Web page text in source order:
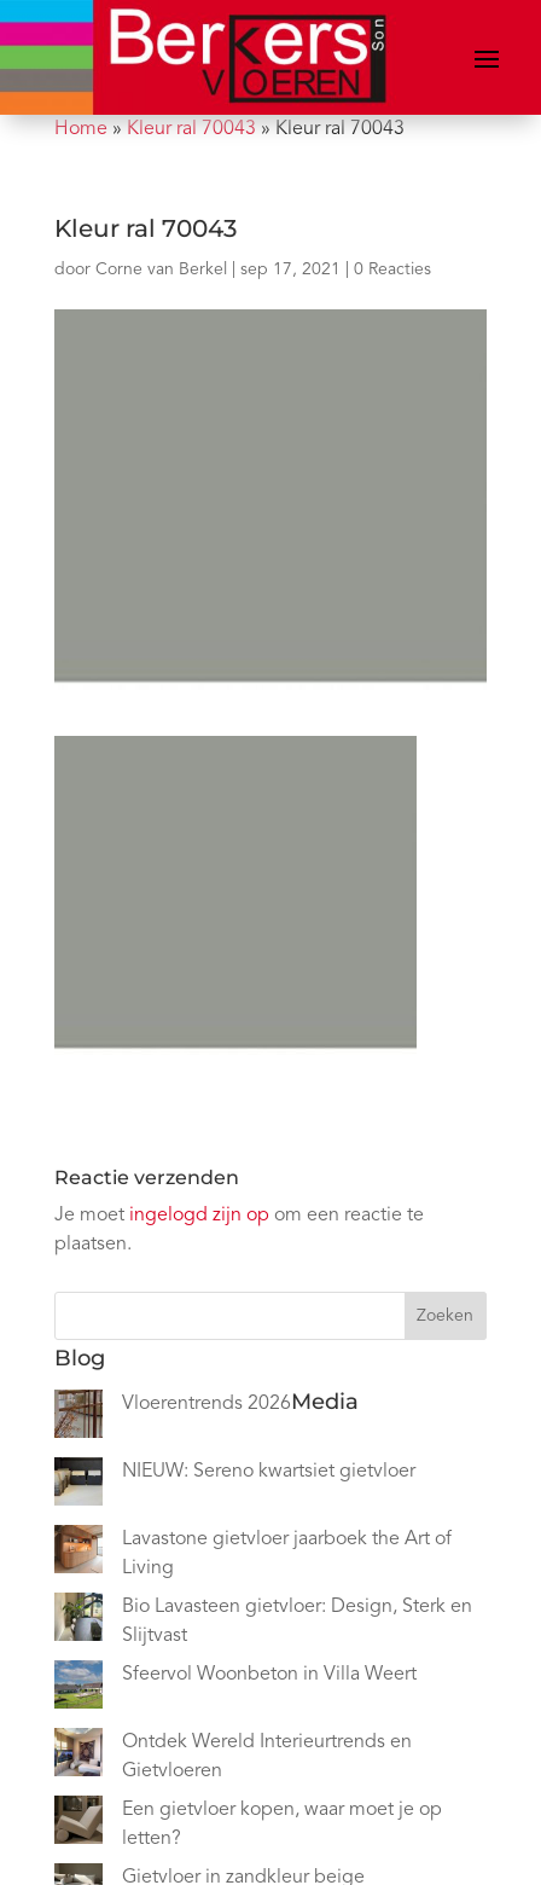
Home» Kleur ral 70043 » Kleur ral 70043
Kleur ral 70043
door Corne van Berkel sep 17, 2021 0 Reacties
Reactie verzenden
Je moet ingelogd zijn op om een reactie te
plaatsen.
Zoeken
Blog
Vloerentrends 2026
NIEUW: Sereno kwartsiet gietvloer
Lavastone gietvloer jaarboek the Art of
Living
Bio Lavasteen gietvloer: Design, Sterk en
Slijtvast
Sfeervol Woonbeton in Villa Weert
Ontdek Wereld Interieurtrends en
Gietvloeren
Een gietvloer kopen, waar moet je op
letten?
Gietvloer in zandkleur beige
Media